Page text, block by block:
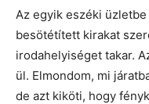
Az egyik eszéki
besötétített kirakat
irodahelyiséget takar.
ül. Elmondom, mi
de azt kiköti, hogy